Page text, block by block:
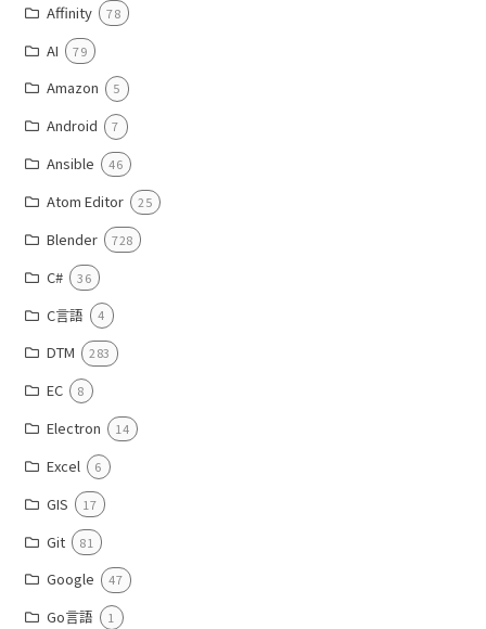
Affinity 78
AI 79
Amazon 5
Android 7
Ansible 46
Atom Editor 25
Blender 728
C# 36
C言語 4
DTM 283
EC 8
Electron 14
Excel 6
GIS 17
Git 81
Google 47
Go言語 1